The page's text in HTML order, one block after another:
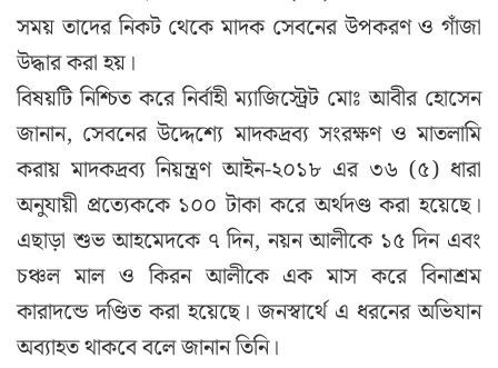
সময় তাদের নিকট থেকে মাদক সেবনের উপকরণ ও গাঁজা
উদ্ধার করা হয়।
বিষয়টি নিশ্চিত করে নির্বাহী ম্যাজিস্ট্রেট মোঃ আবীর হোসেন
জানান, সেবনের উদ্দেশ্যে মাদকদ্রব্য সংরক্ষণ ও মাতলামি
করায় মাদকদ্রব্য নিয়ন্ত্রণ আইন-২০১৮ এর ৩৬ (৫) ধারা
অনুযায়ী প্রত্যেককে ১০০ টাকা করে অর্থদণ্ড করা হয়েছে।
এছাড়া শুভ আহমেদকে ৭ দিন, নয়ন আলীকে ১৫ দিন এবং
চঞ্চল মাল ও কিরন আলীকে এক মাস করে বিনাশ্রম
কারাদন্ডে দণ্ডিত করা হয়েছে। জনস্বার্থে এ ধরনের অভিযান
অব্যাহত থাকবে বলে জানান তিনি।